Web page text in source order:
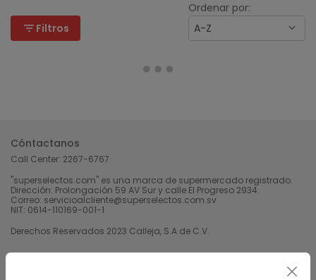
filter_list Filtros
Ordenar por:
A-Z
Cóntactanos
Call Center: 2267-6767
"superselectos.com" es una marca de supermercado registrado.
Dirección: Prolongación 59 AV Sur y calle El Progreso 2934.
Correo: servicioalcliente@superselectos.com.sv
NIT: 0614-110169-001-1
Derechos Reservados 2023 Calleja, S.A de C.V.